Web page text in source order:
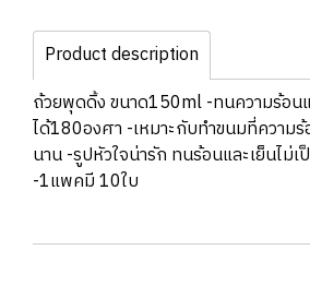
Product description
ถ้วยพุดดิ้ง ขนาด150ml -ทนความร้อน
ได้180องศา -เหมาะกับทำขนมที่ความ
นาน -รูปหัวใจน่ารัก ทนร้อนและเย็นไม่
-1แพคมี 10ใบ